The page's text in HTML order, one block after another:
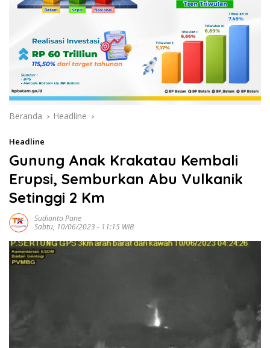
Beranda Headline
Headline
Gunung Anak Krakatau Kembali
Erupsi, Semburkan Abu Vulkanik
Setinggi 2 Km
Sudianto Pane
Sabtu, 10/06/2023 - 11:15 WIB